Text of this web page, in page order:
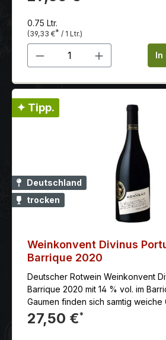
angenehm kräftiges Tannin.
0.75 Ltr.
(39,33 €* / 1 Ltr.)
Produkt Anzahl: GibIn
✦ Tipp.
Deutschland
trocken
Weinkonvent Divinus
Barrique 2020
Deutscher Rotwein Weinkonvent
Barrique 2020 mit 14 % vol. im
Gaumen finden sich samtig weiche
einem vielschichtigen und
münden.
27,50 €*